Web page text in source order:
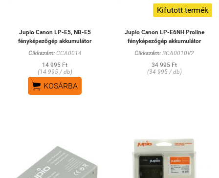
Jupio Canon LP-E5, NB-E5
fényképezőgép akkumulátor
Cikkszám:CCA0014
14 995 Ft
(14 995 / db)
 KOSÁRBA
Kifutott termék
Jupio Canon LP-E6NH Proline
fényképezőgép akkumulátor
Cikkszám: BCA0010V2
34 995 Ft
(34 995 / db)